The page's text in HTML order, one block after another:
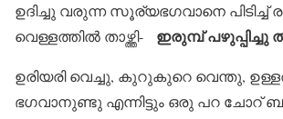
ഉദിച്ചു വരുന്ന സൂര്യഭഗവാനെ പിടിച്ച്
വെള്ളത്തില്‍ താഴ്ത്തി- ഇരുമ്പ്
ഉരിയരി വെച്ചു, കുറുകുറെ വെന്തു,
ഭഗവാനുണ്ടു എന്നിട്ടും ഒരു പറ ചോറ്